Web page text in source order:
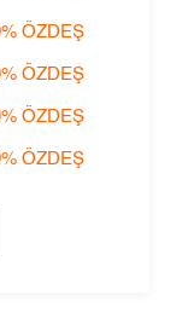
ÖZDEŞ
ÖZDEŞ
ÖZDEŞ
ÖZDEŞ